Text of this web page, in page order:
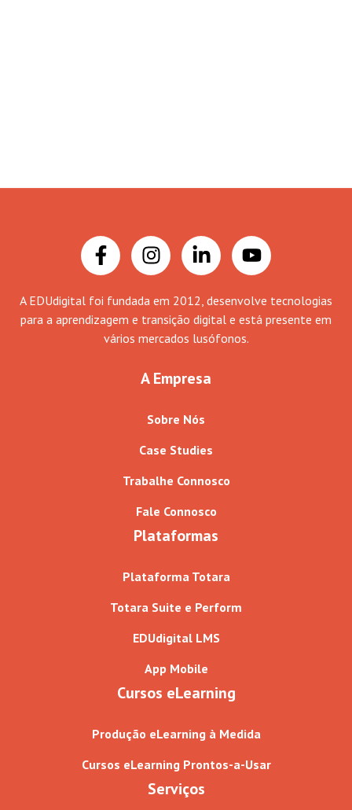
A EDUdigital foi fundada em 2012, desenvolve tecnologias
para a aprendizagem e transição digital e está presente em
vários mercados lusófonos.
A Empresa
Sobre Nós
Case Studies
Trabalhe Connosco
Fale Connosco
Plataformas
Plataforma Totara
Totara Suite e Perform
EDUdigital LMS
App Mobile
Cursos eLearning
Produção eLearning à Medida
Cursos eLearning Prontos-a-Usar
Serviços